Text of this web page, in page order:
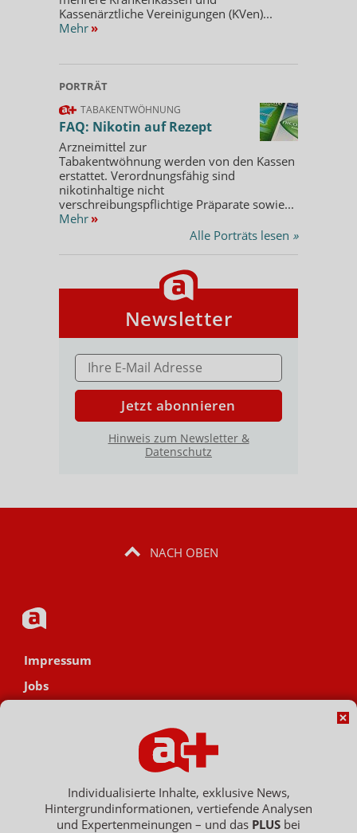
Kassenärztliche Vereinigungen (KVen)...
Mehr »
PORTRÄT
TABAKENTWÖHNUNG
FAQ: Nikotin auf Rezept
Arzneimittel zur
Tabakentwöhnung werden von den Kassen
erstattet. Verordnungsfähig sind
nikotinhaltige nicht
verschreibungspflichtige Präparate sowie...
Mehr »
Alle Porträts lesen »
Newsletter
E-MAIL ADRESSE
Jetzt abonnieren
Hinweis zum Newsletter &
Datenschutz
NACH OBEN
Impressum
Jobs
Hinweisgebersystem
Vertrag widerrufen
Individualisierte Inhalte, exklusive News,
Hintergrundinformationen, vertiefende Analysen
und Expertenmeinungen – und das PLUS bei